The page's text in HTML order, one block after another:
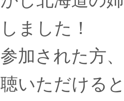
しました！
参加された方
聴いただける